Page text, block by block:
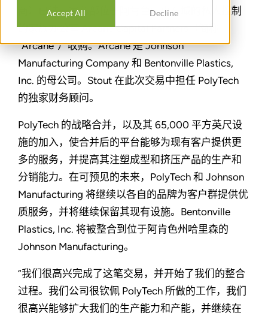
Accept All Decline
商）已被一家总部位于阿肯色州小石城的私人控制
的家族办公室 Arcane Capital Partners（简称
“Arcane”）收购。Arcane 是 Johnson
Manufacturing Company 和 Bentonville Plastics,
Inc. 的母公司。Stout 在此次交易中担任 PolyTech
的独家财务顾问。
PolyTech 的战略合并，以及其 65,000 平方英尺设
施的加入，使合并后的平台能够为现有客户提供更
多的服务，并提高其注塑成型和挤压产品的生产和
分销能力。在可预见的未来，PolyTech 和 Johnson
Manufacturing 将继续以各自的品牌为客户群提供优
质服务，并将继续保留其现有设施。Bentonville
Plastics, Inc. 将被整合到位于阿肯色州哈里森的
Johnson Manufacturing。
“我们很高兴完成了这笔交易，并开始了我们的整合
过程。我们公司很钦佩 PolyTech 所做的工作，我们
很高兴能够扩大我们的生产能力和产能，并继续在